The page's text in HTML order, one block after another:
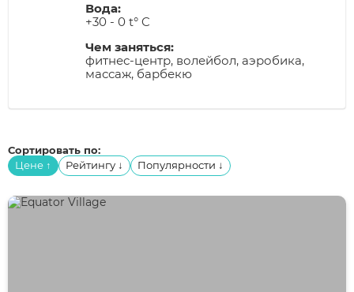
Вода:
+30 - 0 t° C
Чем заняться:
фитнес-центр, волейбол, аэробика,
массаж, барбекю
Сортировать по:
Цене ↑ Рейтингу ↓ Популярности ↓